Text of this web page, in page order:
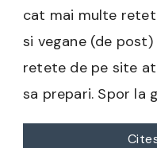
cat mai multe
si vegane (de
retete de pe site
sa prepari. Spor la